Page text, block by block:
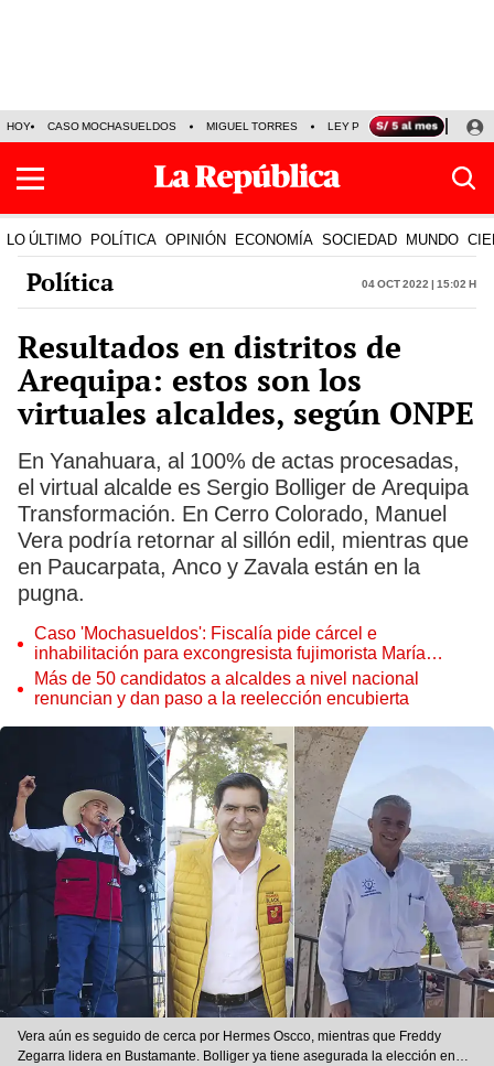
HOY CASO MOCHASUELDOS MIGUEL TORRES LEY PULPÍN PRECIO DEL
LO ÚLTIMO POLÍTICA OPINIÓN ECONOMÍA SOCIEDAD MUNDO
Política 04 Oct 2022 | 15:02 h
Resultados en distritos de
Arequipa: estos son los
virtuales alcaldes, según ONPE
En Yanahuara, al 100% de actas procesadas,
el virtual alcalde es Sergio Bolliger de Arequipa
Transformación. En Cerro Colorado, Manuel
Vera podría retornar al sillón edil, mientras que
en Paucarpata, Anco y Zavala están en la
pugna.
Caso 'Mochasueldos': Fiscalía pide cárcel e
inhabilitación para excongresista fujimorista María
Cordero Jon Tay
Más de 50 candidatos a alcaldes a nivel nacional
renuncian y dan paso a la reelección encubierta
Vera aún es seguido de cerca por Hermes Oscco, mientras que Freddy
Zegarra lidera en Bustamante. Bolliger ya tiene asegurada la elección en